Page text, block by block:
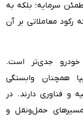
سرمایه؛ بلکه به
معاملاتی بر آن
خودرو جدی‌تر است.
همچنان وابستگی
و فناوری دارند. در
حمل‌ونقل و